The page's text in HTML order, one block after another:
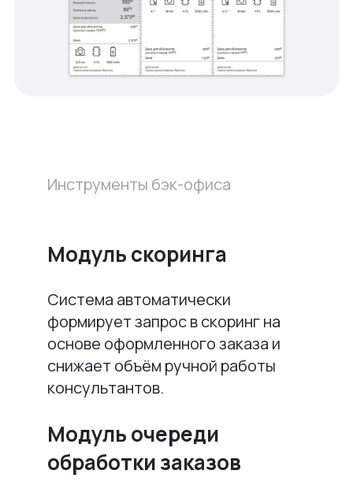
Инструменты бэк-офиса
Модуль скоринга
Система автоматически
формирует запрос в скоринг на
основе оформленного заказа и
снижает объём ручной работы
консультантов.
Модуль очереди
обработки заказов